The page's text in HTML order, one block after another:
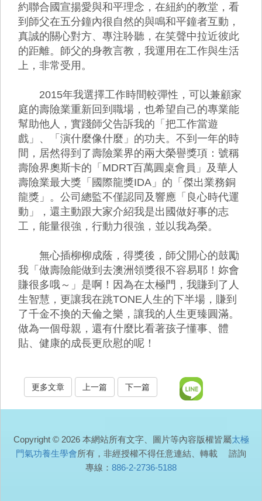
約聯合國宣揚愛與和平理念，在紐約的教堂，看
到師父在五分鐘內很自然的與鳴和平鐘者互動，
真誠的關心對方、專注聆聽，在笑聲中拉近彼此
的距離。師父的身教言教，我運用在工作與生活
上，非常受用。
2015年我選擇工作時間較彈性，可以兼顧家
庭的壽險業重新回到職場，也希望自己的專業能
幫助他人，實踐師父告訴我的「把工作當遊
戲」、「演什麼像什麼」的功夫。不到一年的時
間，居然得到了壽險業界的兩大榮譽獎項：號稱
壽險界奧斯卡的「MDRT百萬圓桌會員」及華人
壽險業最大獎「國際龍獎IDA」的「傑出業務銅
龍獎」。公司總監不僅認同及響應「良心時代運
動」，還主動跟大家介紹我是出國做好事的志
工，能量很強，行動力很強，並以我為榮。
無心插柳柳成蔭，得獎後，師父開心的鼓勵
我「做壽險能做到去澳洲領獎很不容易耶！妳會
賺很多哦～」是啊！因為在太極門，我賺到了人
生智慧，更讓我在跳TONE人生的下半場，賺到
了千金不換的天倫之樂，讓我的人生更臻圓滿。
做為一個母親，還有什麼比看著孩子懂事、體
貼、健康的成長更欣慰的呢！
更多文章 上一篇 下一篇
Copyright © 2026 本網站所有文字、圖片等內容版權皆屬太極
門氣功養生學會所有，非經授權不得任意連結、轉載 諮詢
專線： 886-2-2736-5188